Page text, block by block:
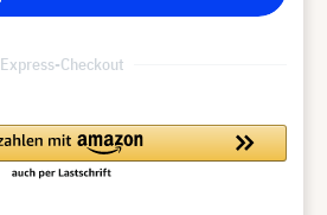
Express-Checkout